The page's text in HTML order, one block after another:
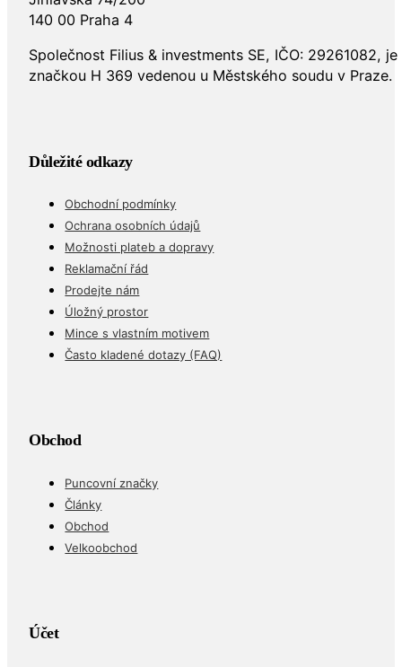
140 00 Praha 4
Společnost Filius & investments SE, IČO: 29261082,
značkou H 369 vedenou u Městského soudu v Praze.
Důležité odkazy
Obchodní podmínky
Ochrana osobních údajů
Možnosti plateb a dopravy
Reklamační řád
Prodejte nám
Úložný prostor
Mince s vlastním motivem
Často kladené dotazy (FAQ)
Obchod
Puncovní značky
Články
Obchod
Velkoobchod
Účet